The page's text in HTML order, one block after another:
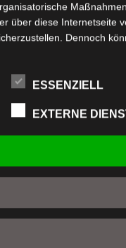
Zeta
über diese Internetseite
Dennoch
frei, personenbezogene
Die Datenschutzerklärung
Richtlinien-
Grundverordnung (DS-
für die Öffentlichkeit
lesbar und
die verwendeten
ESSENZIELL
EXTERNE